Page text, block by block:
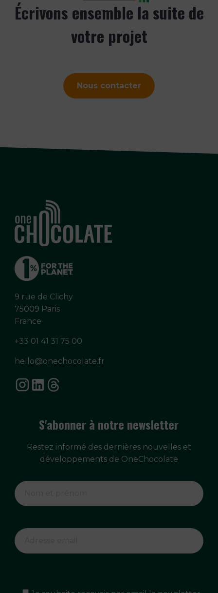
Écrivons ensemble la suite de
votre projet
Nous contacter
9 rue de Clichy
75009 Paris
France
+33 01 41 31 75 00
hello@onechocolate.fr
S'abonner à notre newsletter
Restez informé des dernières nouvelles et
développements de OneChocolate